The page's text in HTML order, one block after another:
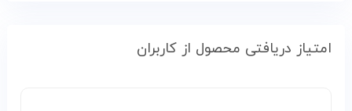
امتیاز دریافتی محصول از کاربران